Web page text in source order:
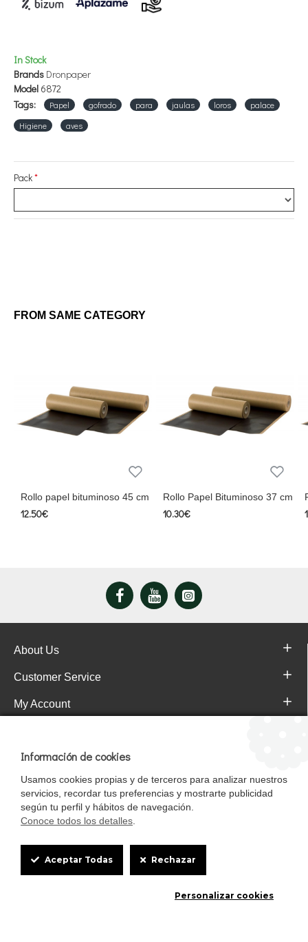
In Stock
Brands Dronpaper
Model 6872
Tags:
Papel gofrado para jaulas loros
palace
Higiene
aves
Pack
FROM SAME CATEGORY
Rollo papel bituminoso 45 cm
12.50€
Rollo Papel Bituminoso 37 cm
10.30€
About Us
Customer Service
My Account
Pol. Ind. Gandul C.P. 41510 Mairena del Alcor (Sevilla)
Cookie
Box
Información de cookies
Usamos cookies propias y de terceros para analizar nuestros
servicios, recordar tus preferencias y mostrarte publicidad
según tu perfil y hábitos de navegación.
Conoce todos los detalles
Aceptar Todas Rechazar
Personalizar cookies